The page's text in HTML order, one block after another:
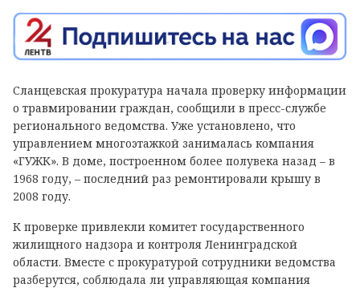
Сланцевская прокуратура начала проверку информации
о травмировании граждан, сообщили в пресс-службе
регионального ведомства. Уже установлено, что
управлением многоэтажкой занималась компания
«ГУЖК». В доме, построенном более полувека назад – в
1968 году, – последний раз ремонтировали крышу в
2008 году.
К проверке привлекли комитет государственного
жилищного надзора и контроля Ленинградской
области. Вместе с прокуратурой сотрудники ведомства
разберутся, соблюдала ли управляющая компания